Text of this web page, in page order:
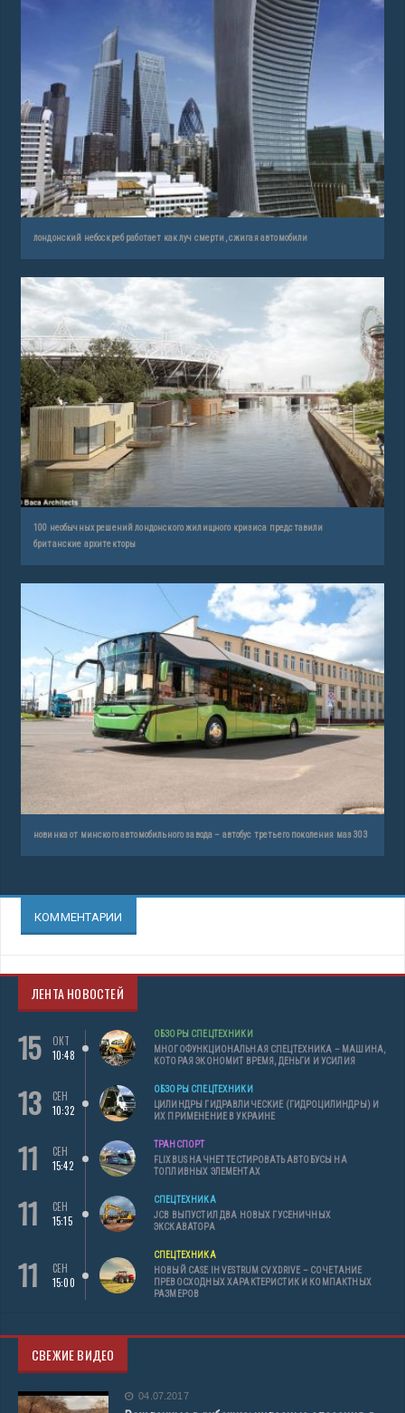
лондонский небоскреб работает как луч смерти, сжигая автомобили
100 необычных решений лондонского жилищного кризиса представили
британские архитекторы
новинка от минского автомобильного завода – автобус третьего поколения маз 303
КОММЕНТАРИИ
ЛЕНТА НОВОСТЕЙ
15
ОКТ
10:48
ОБЗОРЫ СПЕЦТЕХНИКИ
МНОГОФУНКЦИОНАЛЬНАЯ СПЕЦТЕХНИКА – МАШИНА,
КОТОРАЯ ЭКОНОМИТ ВРЕМЯ, ДЕНЬГИ И УСИЛИЯ
13
СЕН
10:32
ОБЗОРЫ СПЕЦТЕХНИКИ
ЦИЛИНДРЫ ГИДРАВЛИЧЕСКИЕ (ГИДРОЦИЛИНДРЫ) И
ИХ ПРИМЕНЕНИЕ В УКРАИНЕ
11
СЕН
15:42
ТРАНСПОРТ
FLIXBUS НАЧНЕТ ТЕСТИРОВАТЬ АВТОБУСЫ НА
ТОПЛИВНЫХ ЭЛЕМЕНТАХ
11
СЕН
15:15
СПЕЦТЕХНИКА
JCB ВЫПУСТИЛ ДВА НОВЫХ ГУСЕНИЧНЫХ
ЭКСКАВАТОРА
11
СЕН
15:00
СПЕЦТЕХНИКА
НОВЫЙ CASE IH VESTRUM CVXDRIVE – СОЧЕТАНИЕ
ПРЕВОСХОДНЫХ ХАРАКТЕРИСТИК И КОМПАКТНЫХ
РАЗМЕРОВ
СВЕЖИЕ ВИДЕО
04.07.2017